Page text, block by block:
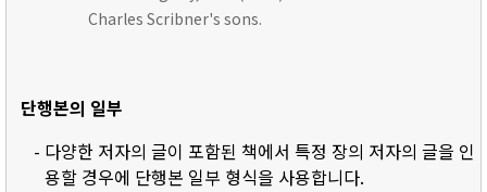
Charles Scribner's sons.
단행본의 일부
- 다양한 저자의 글이 포함된 책에서 특정 장의 저자의 글을 인
용할 경우에 단행본 일부 형식을 사용합니다.